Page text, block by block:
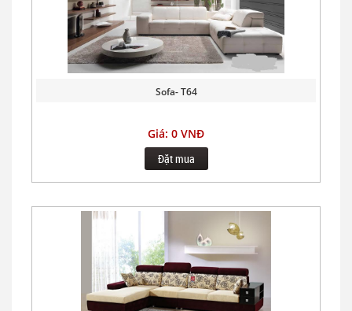
Sofa- T64
Giá: 0 VNĐ
Đặt mua